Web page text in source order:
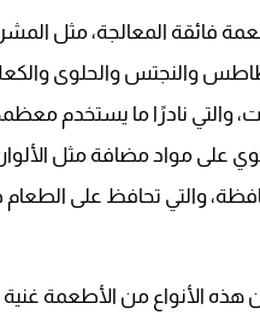
فائقة المعالجة، مثل
والنجتس والحلوى
والتي نادرًا ما يستخدم
على مواد مضافة مثل
والتي تحافظ على الطعام
هذه الأنواع من الأطعمة